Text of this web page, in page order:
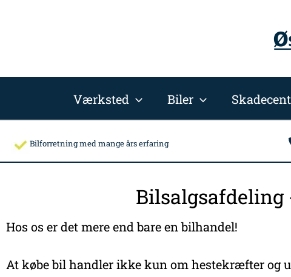
Værksted Biler
Bilforretning med mange års erfaring
Hos os er det mere end bare en bilhandel!
At købe bil handler ikke kun om hestekræfter og